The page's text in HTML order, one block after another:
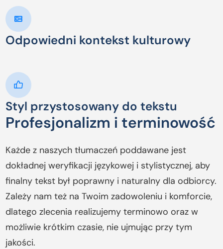
Odpowiedni kontekst kulturowy
Styl przystosowany do tekstu
Profesjonalizm i terminowość
Każde z naszych tłumaczeń poddawane jest
dokładnej weryfikacji językowej i stylistycznej, aby
finalny tekst był poprawny i naturalny dla odbiorcy.
Zależy nam też na Twoim zadowoleniu i komforcie,
dlatego zlecenia realizujemy terminowo oraz w
możliwie krótkim czasie, nie ujmując przy tym
jakości.